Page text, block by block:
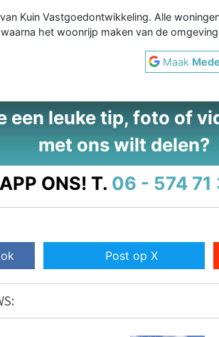
Kuin Vastgoedontwikkeling. Alle
het woonrijp maken van de
Maak
een leuke tip, foto of
met ons wilt delen?
APP ONS! T. 06 - 574 71
Post op X